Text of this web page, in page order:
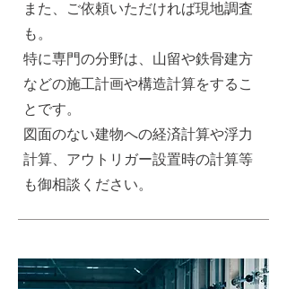
また、ご依頼いただければ現地調査
も。
​特に専門の分野は、 山留や鉄骨建方
などの施工計画や構造計算をするこ
とです。
図面のない建物への経済計算や浮力
計算、アウトリガー設置時の計算等
も御相談ください。